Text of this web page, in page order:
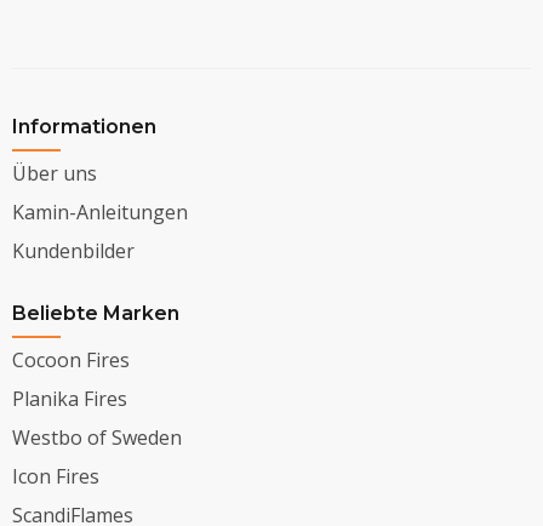
Informationen
Über uns
Kamin-Anleitungen
Kundenbilder
Beliebte Marken
Cocoon Fires
Planika Fires
Westbo of Sweden
Icon Fires
ScandiFlames